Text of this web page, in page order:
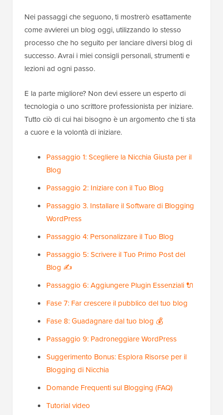
Nei passaggi che seguono, ti mostrerò esattamente
come avvierei un blog oggi, utilizzando lo stesso
processo che ho seguito per lanciare diversi blog di
successo. Avrai i miei consigli personali, strumenti e
lezioni ad ogni passo.
E la parte migliore? Non devi essere un esperto di
tecnologia o uno scrittore professionista per iniziare.
Tutto ciò di cui hai bisogno è un argomento che ti sta
a cuore e la volontà di iniziare.
Passaggio 1: Scegliere la Nicchia Giusta per il
Blog
Passaggio 2: Iniziare con il Tuo Blog
Passaggio 3. Installare il Software di Blogging
WordPress
Passaggio 4: Personalizzare il Tuo Blog
Passaggio 5: Scrivere il Tuo Primo Post del
Blog ✍️
Passaggio 6: Aggiungere Plugin Essenziali 🔌
Fase 7: Far crescere il pubblico del tuo blog
Fase 8: Guadagnare dal tuo blog 💰
Passaggio 9: Padroneggiare WordPress
Suggerimento Bonus: Esplora Risorse per il
Blogging di Nicchia
Domande Frequenti sul Blogging (FAQ)
Tutorial video